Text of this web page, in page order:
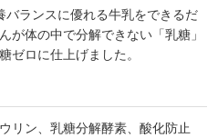
ランスに優れる牛乳をできるだ
が体の中で分解できない「乳糖」
ゼロに仕上げました。
リン、乳糖分解酵素、酸化防止